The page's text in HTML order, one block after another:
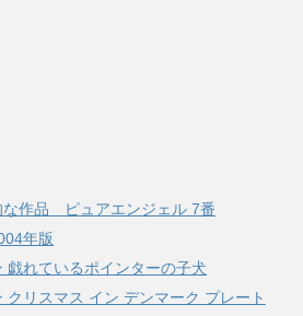
な作品 ピュアエンジェル 7番
年版
戯れているポインターの子犬
クリスマス イン デンマーク プレート